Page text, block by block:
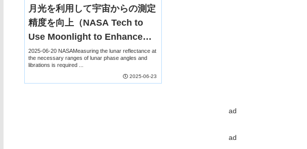
月光を利用して宇宙からの測定
精度を向上（NASA Tech to
Use Moonlight to Enhance
Measurements from Space）
2025-06-20 NASAMeasuring the lunar reflectance at
the necessary ranges of lunar phase angles and
librations is required ...
2025-06-23
ad
ad